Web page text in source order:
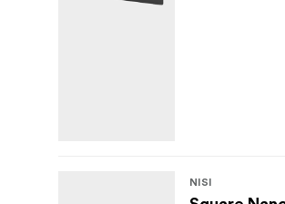
NISI